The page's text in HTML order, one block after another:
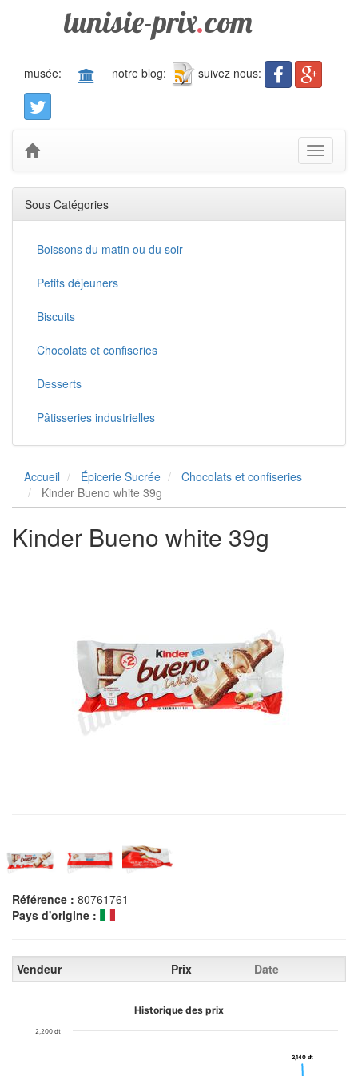
tunisie-prix.com
musée: notre blog: suivez nous:
Toggle
Sous Catégories
Boissons du matin ou du soir
Petits déjeuners
Biscuits
Chocolats et confiseries
Desserts
Pâtisseries industrielles
Accueil Épicerie Sucrée
Chocolats et confiseries
Kinder Bueno white 39g
Kinder Bueno white 39g
Référence : 80761761
Pays d'origine :
Vendeur Prix Date
Historique des prix
2,140 dt
2,140 dt
2,200 dt